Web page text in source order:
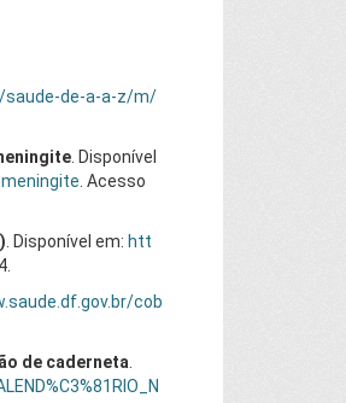
de-a-a-z/m/
. Disponível
. Acesso
. Disponível em: htt
cob
de caderneta